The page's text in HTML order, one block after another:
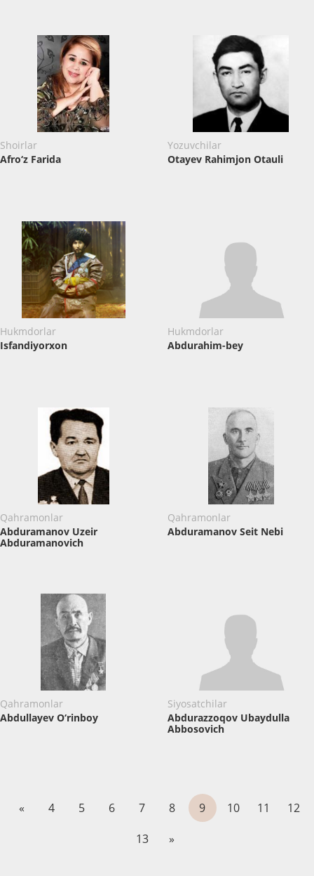
Shoirlar
Afro‘z Farida
Yozuvchilar
Otayev Rahimjon Otauli
Hukmdorlar
Isfandiyorxon
Hukmdorlar
Abdurahim-bеy
Qahramonlar
Abduramanov Uzeir
Abduramanovich
Qahramonlar
Abduramanov Seit Nebi
Qahramonlar
Abdullayev O‘rinboy
Siyosatchilar
Abdurazzoqov Ubaydulla
Abbosovich
« 4 5 6 7 8 9 10 11
12
13
»